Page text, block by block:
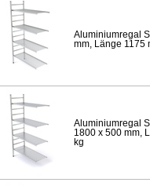
Aluminiumregal
mm, Länge 1175
Aluminiumregal
1800 x 500 mm,
kg